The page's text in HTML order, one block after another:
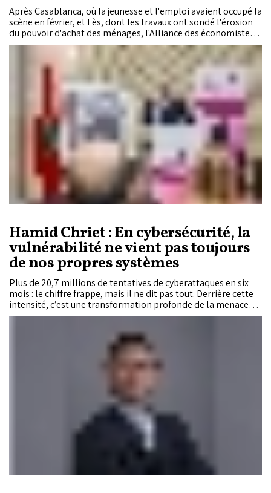
Après Casablanca, où la jeunesse et l'emploi avaient occupé la
scène en février, et Fès, dont les travaux ont sondé l'érosion
du pouvoir d'achat des ménages, l'Alliance des économistes
istiqlaliens (AEI) a tenu sa troisième rencontre régionale
samedi 9 mai 2026 à Marrakech. Présidée par Nizar Baraka,
secrétaire général du Parti de l'Istiqlal, et Abdellatif Maâzouz,
président de l'AEI et de la région de Casablanca-Settat, la
séance a livré un diagnostic sans détours sur les fractures
territoriales du Royaume. Avec 210 milliards de dirhams
mobilisés sur huit ans pour la nouvelle génération de
programmes intégrés, l'arsenal financier est en place. Mais
pour le secrétaire général de l'Istiqlal, la véritable bataille
demeure celle de la gouvernance et de l'exécution.
Hamid Chriet : En cybersécurité, la
vulnérabilité ne vient pas toujours
de nos propres systèmes
Plus de 20,7 millions de tentatives de cyberattaques en six
mois : le chiffre frappe, mais il ne dit pas tout. Derrière cette
intensité, c’est une transformation profonde de la menace
cyber qui s’installe : durable, stratégique, systémique. Dans
gestion des risques stratégiques, analyse l’ampleur des
risques, alerte sur les fragilités du modèle actuel et appelle à
un sursaut stratégique pour faire de la résilience cyber un
pilier de souveraineté et d’influence continentale.